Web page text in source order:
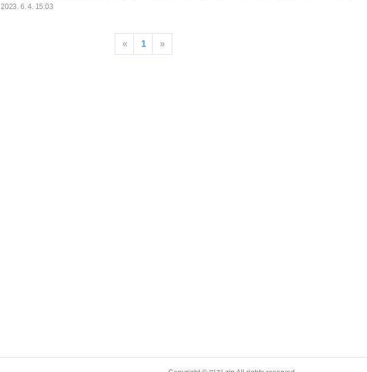
는 전력에 대한 비용이기 때문에 캐시백을 꼭 받을 수 있는게 좋겠죠? 한국전력공사에서 시행되는 캐시백 제
시백은 한국전력공사의 에너지마켓플레이스에서 신청가능합니다. 신청기간은 6월 7일부터 진행됩니다. 신
청기간 전 신청방법을 미리 숙지해두시면, 더욱 편하게 신청가능하시겠죠? 자, 본격적인 신청을 ..
2023. 6. 4. 15:03
« 1 »